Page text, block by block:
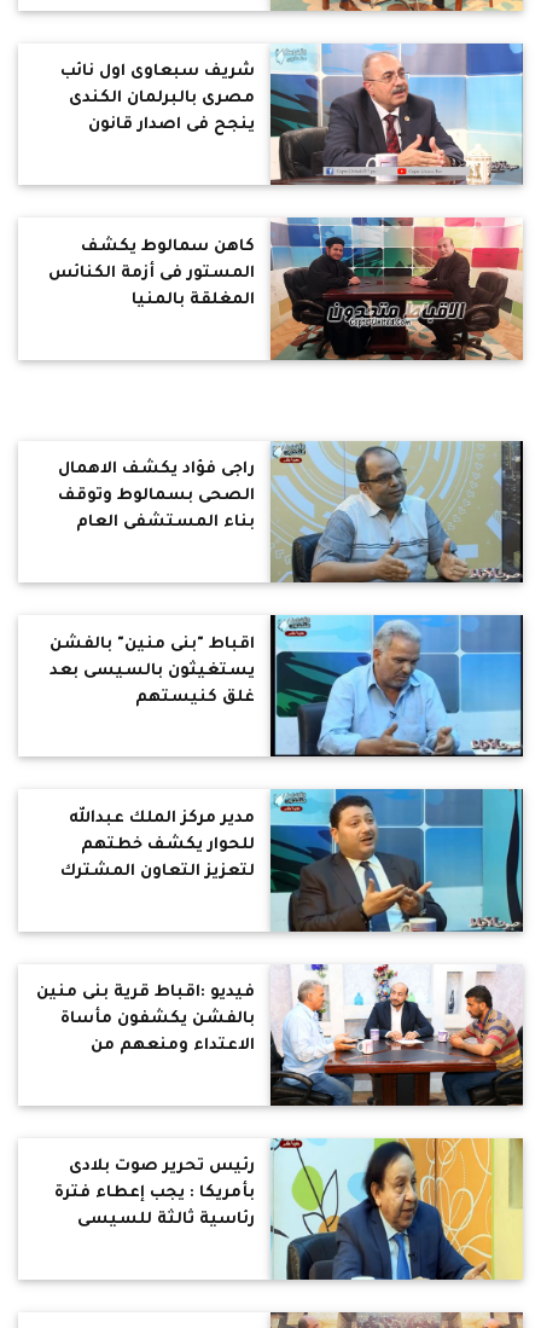
شريف سبعاوى اول نائب
مصرى بالبرلمان الكندى
ينجح فى اصدار قانون
كاهن سمالوط يكشف
المستور فى أزمة الكنائس
المغلقة بالمنيا
راجى فؤاد يكشف الاهمال
الصحى بسمالوط وتوقف
بناء المستشفى العام
اقباط "بنى منين" بالفشن
يستغيثون بالسيسى بعد
غلق كنيستهم
مدير مركز الملك عبدالله
للحوار يكشف خطتهم
لتعزيز التعاون المشترك
فيديو :اقباط قرية بنى منين
بالفشن يكشفون مأساة
الاعتداء ومنعهم من
رئيس تحرير صوت بلادى
بأمريكا : يجب إعطاء فترة
رئاسية ثالثة للسيسى